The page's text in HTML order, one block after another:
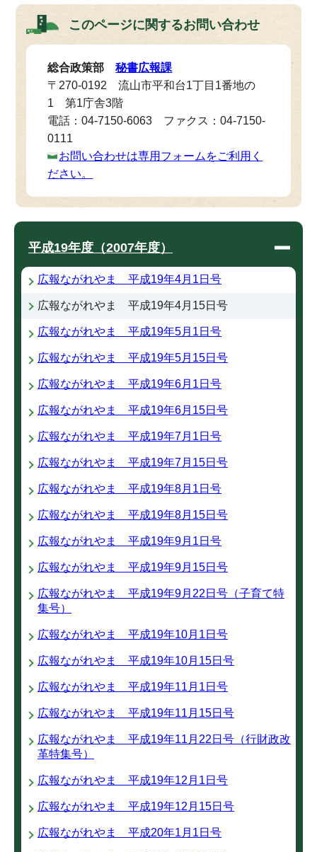
このページに関するお問い合わせ
総合政策部秘書広報課
〒270-0192 流山市平和台1丁目1番地の
1 第1庁舎3階
電話：04-7150-6063 ファクス：04-7150-
0111
お問い合わせは専用フォームをご利用く
ださい。
平成19年度（2007年度）
広報ながれやま 平成19年4月1日号
広報ながれやま 平成19年4月15日号
広報ながれやま 平成19年5月1日号
広報ながれやま 平成19年5月15日号
広報ながれやま 平成19年6月1日号
広報ながれやま 平成19年6月15日号
広報ながれやま 平成19年7月1日号
広報ながれやま 平成19年7月15日号
広報ながれやま 平成19年8月1日号
広報ながれやま 平成19年8月15日号
広報ながれやま 平成19年9月1日号
広報ながれやま 平成19年9月15日号
広報ながれやま 平成19年9月22日号（子育て特
集号）
広報ながれやま 平成19年10月1日号
広報ながれやま 平成19年10月15日号
広報ながれやま 平成19年11月1日号
広報ながれやま 平成19年11月15日号
広報ながれやま 平成19年11月22日号（行財政改
革特集号）
広報ながれやま 平成19年12月1日号
広報ながれやま 平成19年12月15日号
広報ながれやま 平成20年1月1日号